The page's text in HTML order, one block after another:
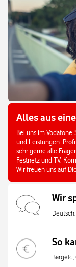
Alles aus
Bei uns im
und Leistungen.
sehr gerne alle
Festnetz und TV.
Wir freuen uns auf
Wir
So
Bargeld,